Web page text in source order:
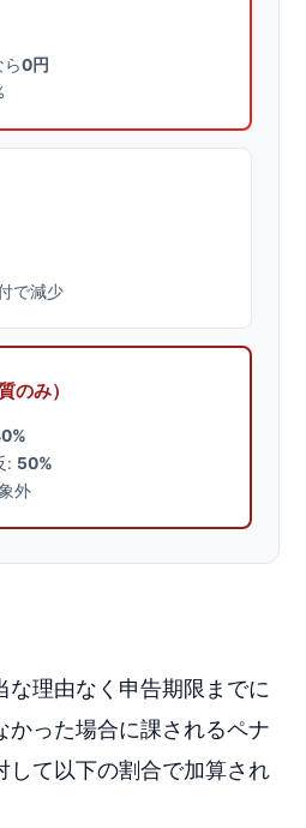
ら0円
で減少
のみ）
: 50%
外
な理由なく申告期限までに
かった場合に課されるペナ
して以下の割合で加算され